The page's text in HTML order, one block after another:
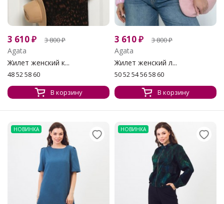
3 610₽ 3 800₽
Agata
Жилет женский к...
48 52 58 60
В корзину
3 610₽ 3 800₽
Agata
Жилет женский л...
50 52 54 56 58 60
В корзину
НОВИНКА НОВИНКА